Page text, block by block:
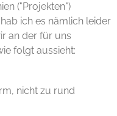
("Projekten")
ich es nämlich leider
an der für uns
folgt aussieht:
nicht zu rund